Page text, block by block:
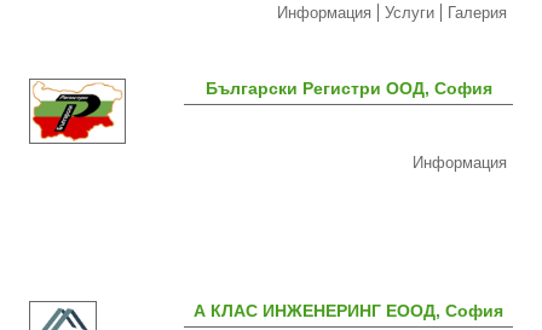
Информация
Услуги Галерия
Български Регистри ООД, София
Информация
А КЛАС ИНЖЕНЕРИНГ ЕООД, София